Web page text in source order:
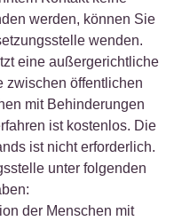
werden, können Sie
wenden.
eine außergerichtliche
zwischen öffentlichen
mit Behinderungen
ist kostenlos. Die
ist nicht erforderlich.
unter folgenden
der Menschen mit